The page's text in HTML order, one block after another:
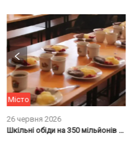
Місто
26 червня 2026
Шкільні обіди на 350 мільйонів від ООН: як це стосується Чорноморська